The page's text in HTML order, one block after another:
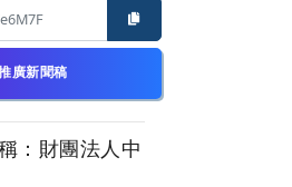
廣新聞稿
：財團法人中